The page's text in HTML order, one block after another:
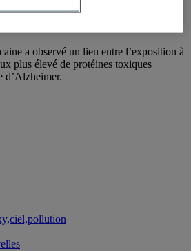
protéines toxiques
d’Alzheimer
a observé un lien entre l’exposition à
plus élevé de protéines toxiques
d’Alzheimer.